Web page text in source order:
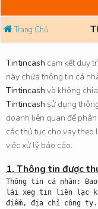
Trang Chủ
Tintincash cam kết duy
này chứa thông tin cá
Tintincash và không
Tintincash sử dụng
doanh liên quan để
các thủ tục cho vay theo
việc xử lý báo cáo.
1. Thông tin được
Thông tin cá nhân:
lái xeg tin liên lạc
điểm, địa chỉ công ty.